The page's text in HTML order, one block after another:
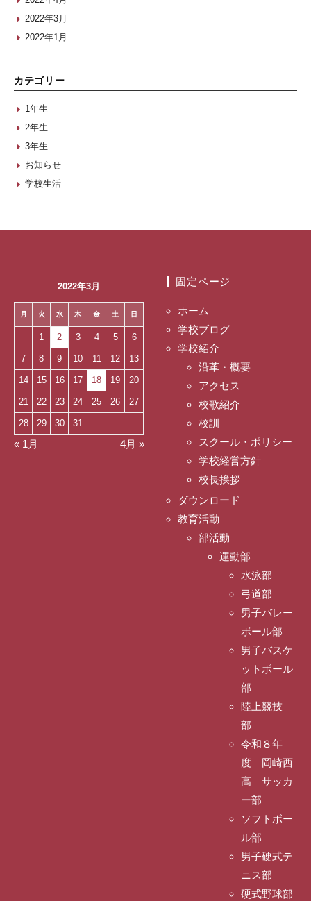
2022年3月
2022年1月
カテゴリー
1年生
2年生
3年生
お知らせ
学校生活
2022年3月
月 火 水 木 金 土 日
1 2 3 4 5 6
7 8 9 10 11 12 13
14 15 16 17 18 19 20
21 22 23 24 25 26 27
28 29 30 31
« 1月 4月 »
固定ページ
ホーム
学校ブログ
学校紹介
沿革・概要
アクセス
校歌紹介
校訓
スクール・ポリシー
学校経営方針
校長挨拶
ダウンロード
教育活動
部活動
運動部
水泳部
弓道部
男子バレー
ボール部
男子バスケ
ットボール
部
陸上競技
部
令和８年
度 岡崎西
高 サッカ
ー部
ソフトボー
ル部
男子硬式テ
ニス部
硬式野球部